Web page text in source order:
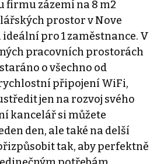
firmu zázemí na 8 m2
prostor v Nove
pro 1 zaměstnance. V
pracovních prostorách
o všechno od
připojení WiFi,
jen na rozvoj svého
kancelář si můžete
den, ale také na delší
tak, aby perfektně